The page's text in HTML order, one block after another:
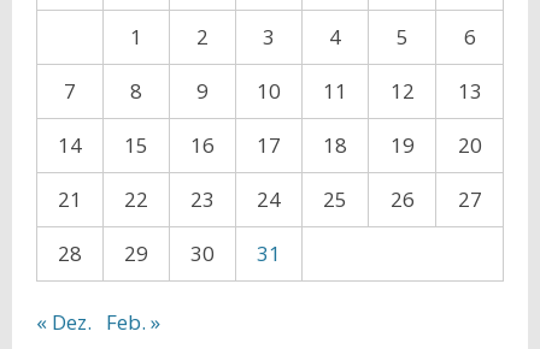
1
2 3 4 5
6
7
8 9 10 11 12
13
14
15 16 17 18 19
20
21
22 23 24 25 26
27
28
29 30 31
« Dez. Feb. »